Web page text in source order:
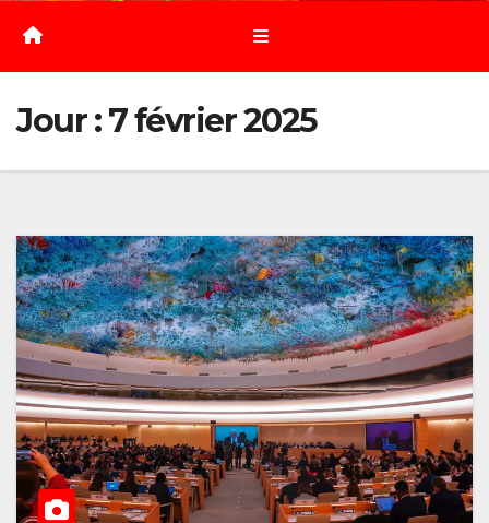
Jour :7 février 2025